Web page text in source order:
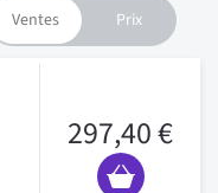
297,40 €